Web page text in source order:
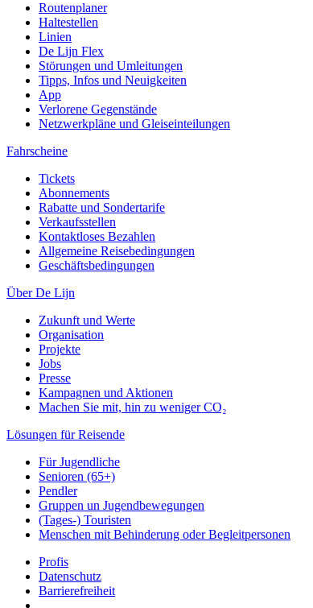
Routenplaner
Haltestellen
Linien
De Lijn Flex
Störungen und Umleitungen
Tipps, Infos und Neuigkeiten
App
Verlorene Gegenstände
Netzwerkpläne und Gleiseinteilungen
Fahrscheine
Tickets
Abonnements
Rabatte und Sondertarife
Verkaufsstellen
Kontaktloses Bezahlen
Allgemeine Reisebedingungen
Geschäftsbedingungen
Über De Lijn
Zukunft und Werte
Organisation
Projekte
Jobs
Presse
Kampagnen und Aktionen
Machen Sie mit, hin zu weniger CO₂
Lösungen für Reisende
Für Jugendliche
Senioren (65+)
Pendler
Gruppen un Jugendbewegungen
(Tages-) Touristen
Menschen mit Behinderung oder Begleitpersonen
Profis
Datenschutz
Barrierefreiheit